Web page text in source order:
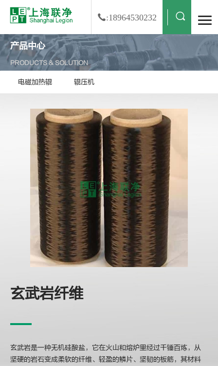
:18964530232
产品中心
PRODUCTS & SOLUTION
电磁加热辊 辊压机
玄武岩纤维
玄武岩是一种无机硅酸盐，它在火山和熔炉里经过千锤百炼，从
坚硬的岩石变成柔软的纤维、轻盈的鳞片、坚韧的板筋，其材料